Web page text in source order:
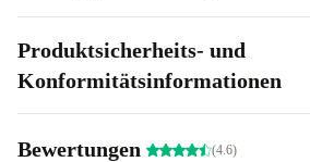
Produktsicherheits- und
Konformitätsinformationen
Bewertungen (4.6)